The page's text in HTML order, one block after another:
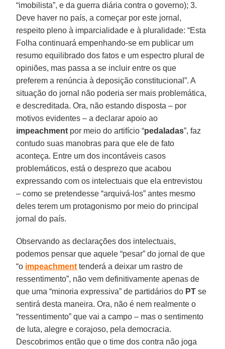
“imobilista”, e da guerra diária contra o governo); 3.
Deve haver no país, a começar por este jornal,
respeito pleno à imparcialidade e à pluralidade: “Esta
Folha continuará empenhando-se em publicar um
resumo equilibrado dos fatos e um espectro plural de
opiniões, mas passa a se incluir entre os que
preferem a renúncia à deposição constitucional”. A
situação do jornal não poderia ser mais problemática,
e descreditada. Ora, não estando disposta – por
motivos evidentes – a declarar apoio ao
impeachment por meio do artifício “pedaladas”, faz
contudo suas manobras para que ele de fato
aconteça. Entre um dos incontáveis casos
problemáticos, está o desprezo que acabou
expressando com os intelectuais que ela entrevistou
– como se pretendesse “arquivá-los” antes mesmo
deles terem um protagonismo por meio do principal
jornal do país.
Observando as declarações dos intelectuais,
podemos pensar que aquele “pesar” do jornal de que
“o impeachment tenderá a deixar um rastro de
ressentimento”, não vem definitivamente apenas de
que uma “minoria expressiva” de partidários do PT se
sentirá desta maneira. Ora, não é nem realmente o
“ressentimento” que vai a campo – mas o sentimento
de luta, alegre e corajoso, pela democracia.
Descobrimos então que o time dos contra não joga